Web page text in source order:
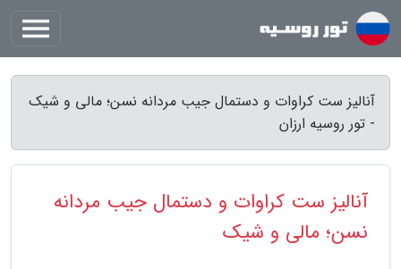
آنالیز ست کراوات و دستمال جیب مردانه نسن؛ مالی و شیک
- تور روسیه ارزان
آنالیز ست کراوات و دستمال جیب مردانه
نسن؛ مالی و شیک